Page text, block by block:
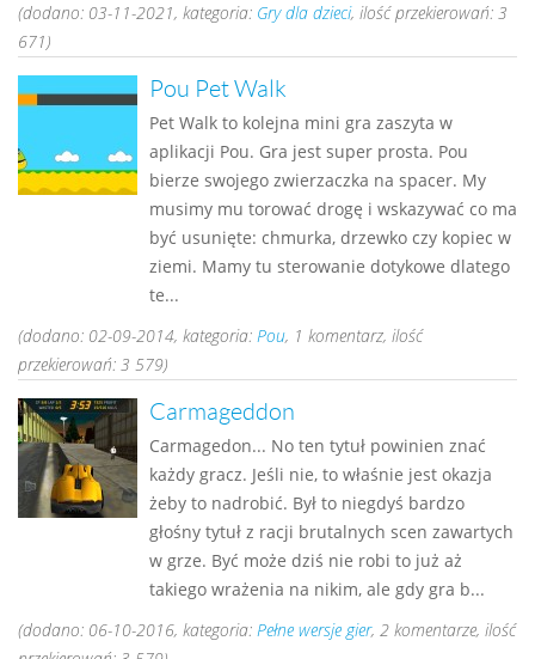
(dodano: 03-11-2021, kategoria: Gry dla dzieci, ilość przekierowań: 3
671)
Pou Pet Walk
Pet Walk to kolejna mini gra zaszyta w
aplikacji Pou. Gra jest super prosta. Pou
bierze swojego zwierzaczka na spacer. My
musimy mu torować drogę i wskazywać co ma
być usunięte: chmurka, drzewko czy kopiec w
ziemi. Mamy tu sterowanie dotykowe dlatego
te...
(dodano: 02-09-2014, kategoria: Pou, 1 komentarz, ilość
przekierowań: 3 579)
Carmageddon
Carmagedon... No ten tytuł powinien znać
każdy gracz. Jeśli nie, to właśnie jest okazja
żeby to nadrobić. Był to niegdyś bardzo
głośny tytuł z racji brutalnych scen zawartych
w grze. Być może dziś nie robi to już aż
takiego wrażenia na nikim, ale gdy gra b...
(dodano: 06-10-2016, kategoria: Pełne wersje gier, 2 komentarze, ilość